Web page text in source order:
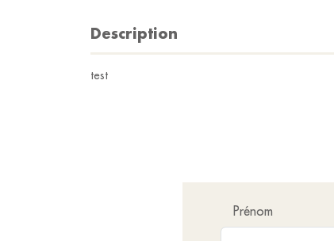
Description
test
Prénom